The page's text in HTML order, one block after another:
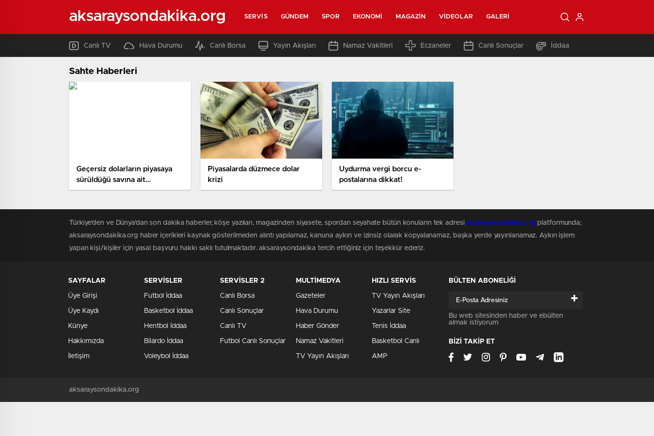
aksaraysondakika.org SERVIS GÜNDEM SPOR EKONOMI MAGAZIN VIDEOLAR GALERI
Canlı TV Hava Durumu Canlı Borsa Yayın Akışları Namaz Vakitleri Eczaneler Canlı Sonuçlar İddaa
Sahte Haberleri
Geçersiz dolarların piyasaya
sürüldüğü savına ait
soruşturma başlatıldı
Piyasalarda düzmece dolar
krizi
Uydurma vergi borcu e-
postalarına dikkat!
Türkiye'den ve Dünya’dan son dakika haberler, köşe yazıları, magazinden siyasete, spordan seyahate bütün konuların tek adresiaksaraysondakika.org platformunda;
aksaraysondakika.org haber içerikleri kaynak gösterilmeden alıntı yapılamaz, kanuna aykırı ve izinsiz olarak kopyalanamaz, başka yerde yayınlanamaz. Aykırı işlem
yapan kişi/kişiler için yasal başvuru hakkı saklı tutulmaktadır. aksaraysondakika tercih ettiğiniz için teşekkür ederiz.
SAYFALAR
Üye Girişi
Üye Kaydı
Künye
Hakkımızda
İletişim
SERVİSLER
Futbol İddaa
Basketbol İddaa
Hentbol İddaa
Bilardo İddaa
Voleybol İddaa
SERVİSLER 2
Canlı Borsa
Canlı Sonuçlar
Canlı TV
Futbol Canlı Sonuçlar
MULTİMEDYA
Gazeteler
Hava Durumu
Haber Gönder
Namaz Vakitleri
TV Yayın Akışları
HIZLI SERVİS
TV Yayın Akışları
Yazarlar Site
Tenis İddaa
Basketbol Canlı
AMP
BÜLTEN ABONELİĞİ
+
Bu web sitesinden haber ve ebülten
almak istiyorum
BİZİ TAKİP ET
aksaraysondakika.org